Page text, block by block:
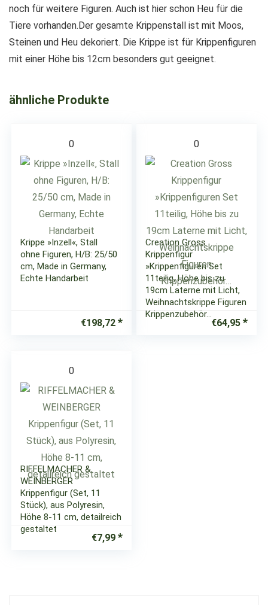
noch für weitere Figuren. Auch ist hier schon Heu für die
Tiere vorhanden.Der gesamte Krippenstall ist mit Moos,
Steinen und Heu dekoriert. Die Krippe ist für Krippenfiguren
mit einer Höhe bis 12cm besonders gut geeignet.
ähnliche Produkte
0
Krippe »Inzell«, Stall
ohne Figuren, H/B: 25/50
cm, Made in Germany,
Echte Handarbeit
€198,72
0
Creation Gross
Krippenfigur
»Krippenfiguren Set
11teilig, Höhe bis zu
19cm Laterne mit Licht,
Weihnachtskrippe Figuren
Krippenzubehör…
€64,95
0
RIFFELMACHER &
WEINBERGER
Krippenfigur (Set, 11
Stück), aus Polyresin,
Höhe 8-11 cm, detailreich
gestaltet
€7,99